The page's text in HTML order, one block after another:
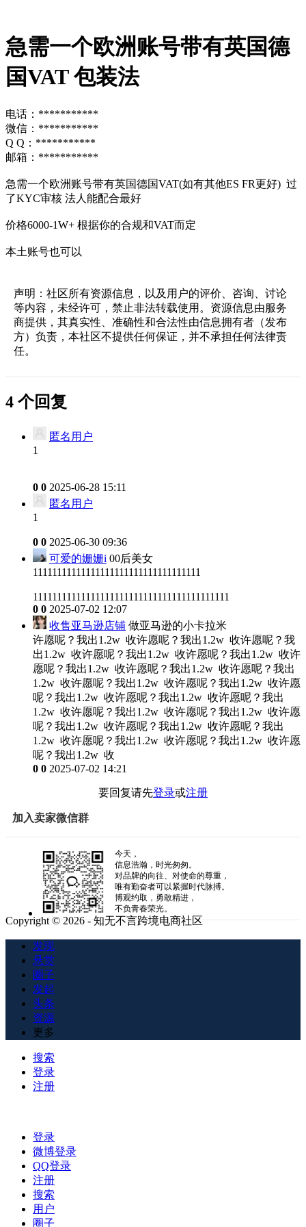
急需一个欧洲账号带有英国德
国VAT 包装法
电话：***********
微信：***********
Q Q：***********
邮箱：***********
急需一个欧洲账号带有英国德国VAT(如有其他ES FR更好) 过
了KYC审核 法人能配合最好
价格6000-1W+ 根据你的合规和VAT而定
本土账号也可以
声明：社区所有资源信息，以及用户的评价、咨询、讨论
等内容，未经许可，禁止非法转载使用。资源信息由服务
商提供，其真实性、准确性和合法性由信息拥有者（发布
方）负责，本社区不提供任何保证，并不承担任何法律责
任。
4 个回复
匿名用户
1
0 0 2025-06-28 15:11
匿名用户
1
0 0 2025-06-30 09:36
可爱的姗姗i 00后美女
11111111111111111111111111111111111
11111111111111111111111111111111111111111
0 0 2025-07-02 12:07
收售亚马逊店铺 做亚马逊的小卡拉米
许愿呢？我出1.2w 收许愿呢？我出1.2w 收许愿呢？我
出1.2w 收许愿呢？我出1.2w 收许愿呢？我出1.2w 收许
愿呢？我出1.2w 收许愿呢？我出1.2w 收许愿呢？我出
1.2w 收许愿呢？我出1.2w 收许愿呢？我出1.2w 收许愿
呢？我出1.2w 收许愿呢？我出1.2w 收许愿呢？我出
1.2w 收许愿呢？我出1.2w 收许愿呢？我出1.2w 收许愿
呢？我出1.2w 收许愿呢？我出1.2w 收许愿呢？我出
1.2w 收许愿呢？我出1.2w 收许愿呢？我出1.2w 收许愿
呢？我出1.2w 收
0 0 2025-07-02 14:21
要回复请先登录或注册
加入卖家微信群
今天，
信息浩瀚，时光匆匆。
对品牌的向往、对使命的尊重，
唯有勤奋者可以紧握时代脉搏。
博观约取，勇敢精进，
不负青春荣光。
Copyright © 2026 - 知无不言跨境电商社区
发现
悬赏
圈子
发起
头条
资源
更多
搜索
登录
注册
登录
微博登录
QQ登录
注册
搜索
用户
圈子